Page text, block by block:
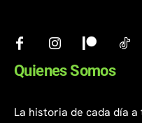
Quienes Somos
La historia de cada día